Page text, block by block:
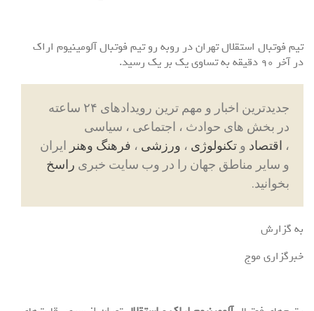
تیم فوتبال استقلال تهران در روبه رو تیم فوتبال آلومینیوم اراک
در آخر ۹۰ دقیقه به تساوی یک بر یک رسید.
جدیدترین اخبار و مهم ترین رویدادهای ۲۴ ساعته
در بخش های حوادث ، اجتماعی ، سیاسی
، اقتصاد و تکنولوژی ، ورزشی ، فرهنگ وهنر ایران
و سایر مناطق جهان را در وب سایت خبری راسخ
بخوانید.
به گزارش
خبرگزاری موج